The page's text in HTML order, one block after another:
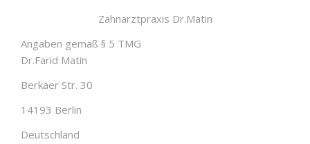
Zahnarztpraxis Dr.Matin
Angaben gemäß § 5 TMG
Dr.Farid Matin
Berkaer Str. 30
14193 Berlin
Deutschland